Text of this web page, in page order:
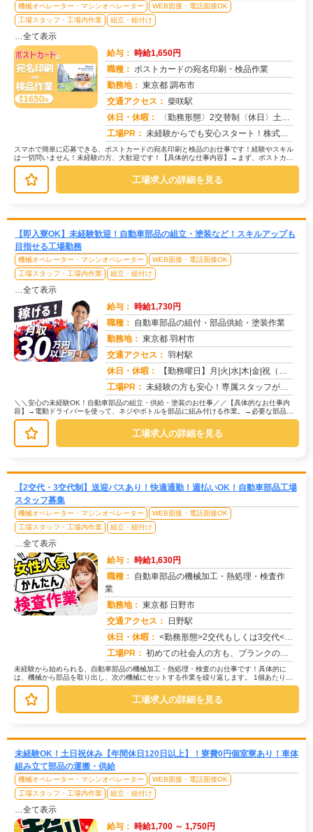
機械オペレーター・マシンオペレーター
WEB面接・電話面接OK
工場スタッフ・工場内作業
組立・組付け
…全て表示
給与： 時給1,650円
職種： ポストカードの宛名印刷・検品作業
勤務地： 東京都 調布市
交通アクセス： 柴咲駅
休日・休暇：
〈勤務形態〉2交替制〈休日〉土日★ＧＷ★夏季休暇★冬季休暇★年末年始
工場PR： 未経験からでも安心スタート！株式会社京栄センターで新しい一歩を踏み出してみませんか？→ 応募から最短翌日勤務開始！...
スマホで簡単に応募できる、ポストカードの宛名印刷と検品のお仕事です！経験やスキル
は一切問いません！未経験の方、大歓迎です！【具体的な仕事内容】→まず、ポストカー
ドに宛名情報を印刷します。→次に、...
工場求人の詳細を見る
【即入寮OK】未経験歓迎！自動車部品の組立・塗装など！スキルアップも
目指せる工場勤務
機械オペレーター・マシンオペレーター
WEB面接・電話面接OK
工場スタッフ・工場内作業
組立・組付け
…全て表示
給与： 時給1,730円
職種： 自動車部品の組付・部品供給・塗装作業
勤務地： 東京都 羽村市
交通アクセス： 羽村駅
休日・休暇：
【勤務曜日】月|火|水|木|金|祝（工場カレンダーに準ずる）【休日・休暇】土日休み（GW休暇・夏季休暇・年末年始休...
工場PR： 未経験の方も安心！専属スタッフが就業まで徹底サポート！初めての工場勤務や住込み勤務でも大丈夫！→ 担当スタッフが丁...
＼＼安心の未経験OK！自動車部品の組立・供給・塗装のお仕事／／【具体的なお仕事内
容】→電動ドライバーを使って、ネジやボトルを部品に組み付ける作業。→必要な部品を
運ぶ、シンプルで負担の少ない作業。...
工場求人の詳細を見る
【2交代・3交代制】送迎バスあり！快適通勤！週払いOK！自動車部品工場
スタッフ募集
機械オペレーター・マシンオペレーター
WEB面接・電話面接OK
工場スタッフ・工場内作業
組立・組付け
…全て表示
給与： 時給1,630円
職種： 自動車部品の機械加工・熱処理・検査作
業
勤務地： 東京都 日野市
交通アクセス：
日野駅
休日・休暇： <勤務形態>2交代もしくは3交代<休日>土日またはシフト制
工場PR： 初めての社会人の方も、ブランクのある方も安心！株式会社京栄センターで、新しい一歩を踏み出してみませんか？→充実のサ...
未経験から始められる、自動車部品の機械加工・熱処理・検査のお仕事です！具体的に
は、機械から部品を取り出し、次の機械にセットする作業を繰り返します。 1個あたり約
30秒の作業で、1時間に2000...
工場求人の詳細を見る
未経験OK！土日祝休み【年間休日120日以上】！寮費0円個室寮あり！車体
組み立て部品の運搬・供給
機械オペレーター・マシンオペレーター
WEB面接・電話面接OK
工場スタッフ・工場内作業
組立・組付け
…全て表示
給与： 時給1,700 ～ 1,750円